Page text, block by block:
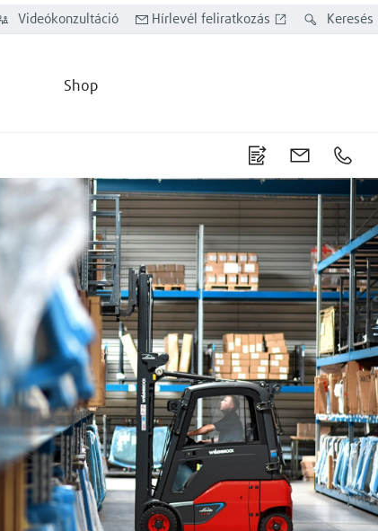
Shop
Keresés
Hírlevél feliratkozás
Videókonzultáció